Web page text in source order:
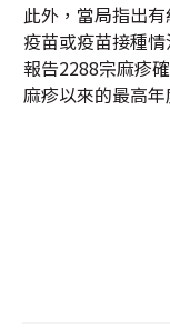
此外，當局指出
疫苗或疫苗接種
報告2288宗麻疹
麻疹以來的最高年